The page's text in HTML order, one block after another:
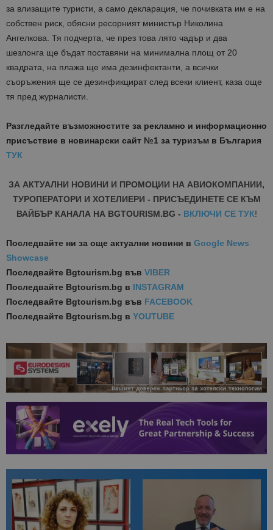
за влизащите туристи, а само декларация, че почивката им е на
собствен риск, обясни ресорният министър Николина
Ангелкова. Тя подчерта, че през това лято чадър и два
шезлонга ще бъдат поставяни на минимална площ от 20
квадрата, на плажа ще има дезинфектанти, а всички
съоръжения ще се дезинфикцират след всеки клиент, каза още
тя пред журналисти.
Разгледайте възможностите за рекламно и информационно
присъствие в новинарски сайт №1 за туризъм в България
ТУК
ЗА АКТУАЛНИ НОВИНИ И ПРОМОЦИИ НА АВИОКОМПАНИИ,
ТУРОПЕРАТОРИ И ХОТЕЛИЕРИ - ПРИСЪЕДИНЕТЕ СЕ КЪМ
ВАЙБЪР КАНАЛА НА BGTOURISM.BG - ВКЛЮЧИ СЕ ТУК!
Последвайте ни за още актуални новини в Google News
Showcase
Последвайте Bgtourism.bg във VIBER
Последвайте Bgtourism.bg в INSTAGRAM
Последвайте Bgtourism.bg във FACEBOOK
Последвайте Bgtourism.bg в YOUTUBE